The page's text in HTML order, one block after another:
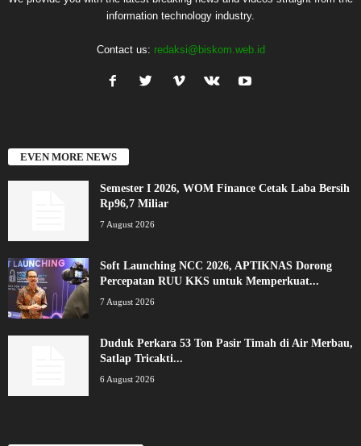
information technology industry.
Contact us: redaksi@biskom.web.id
EVEN MORE NEWS
Semester I 2026, WOM Finance Cetak Laba Bersih
Rp96,7 Miliar
7 August 2026
Soft Launching NCC 2026, APTIKNAS Dorong
Percepatan RUU KKS untuk Memperkuat...
7 August 2026
Duduk Perkara 53 Ton Pasir Timah di Air Merbau,
Satlap Tricakti...
6 August 2026